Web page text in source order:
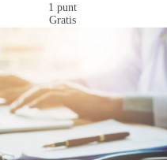
1 punt
Gratis